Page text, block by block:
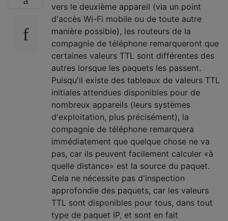
vers le deuxième appareil (via un point
d'accès Wi-Fi mobile ou de toute autre
manière possible), les routeurs de la
compagnie de téléphone remarqueront que
certaines valeurs TTL sont différentes des
autres lorsque les paquets les passent.
Puisqu'il existe des tableaux de valeurs TTL
initiales attendues disponibles pour de
nombreux appareils (leurs systèmes
d'exploitation, plus précisément), la
compagnie de téléphone remarquera
immédiatement que quelque chose ne va
pas, car ils peuvent facilement calculer «à
quelle distance» est la source du paquet.
Cela ne nécessite pas d'inspection
approfondie des paquets, car les valeurs
TTL sont disponibles pour tous, dans tout
type de paquet IP, et sont en fait